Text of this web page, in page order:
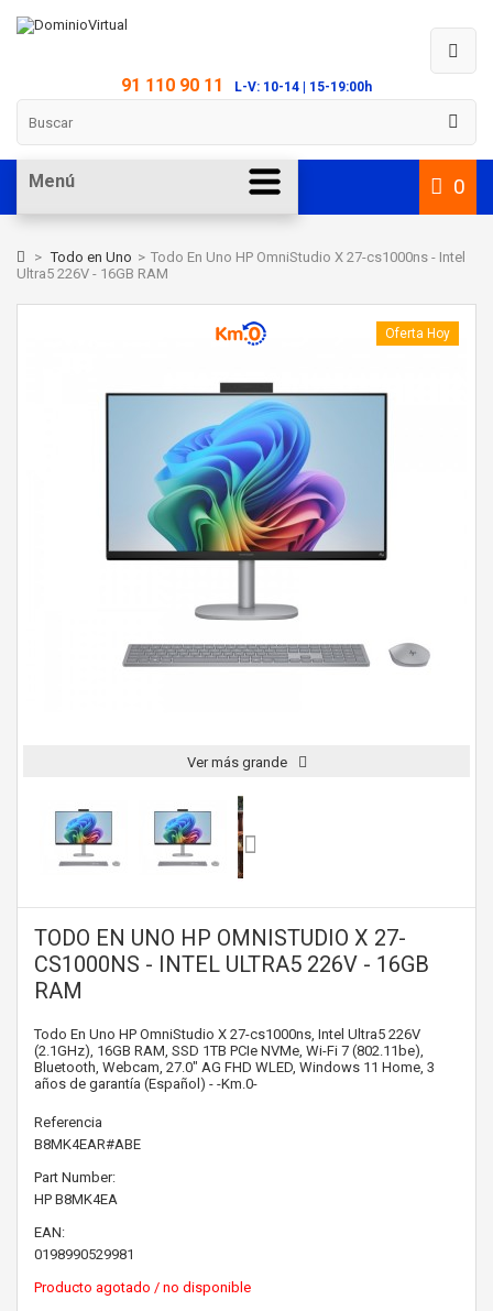
91 110 90 11 L-V: 10-14 | 15-19:00h
0
Menú
> Todo en Uno > Todo En Uno HP OmniStudio X 27-cs1000ns - Intel
Ultra5 226V - 16GB RAM
Oferta Hoy
Ver más grande
TODO EN UNO HP OMNISTUDIO X 27-
CS1000NS - INTEL ULTRA5 226V - 16GB
RAM
Todo En Uno HP OmniStudio X 27-cs1000ns, Intel Ultra5 226V
(2.1GHz), 16GB RAM, SSD 1TB PCIe NVMe, Wi-Fi 7 (802.11be),
Bluetooth, Webcam, 27.0" AG FHD WLED, Windows 11 Home, 3
años de garantía (Español) - -Km.0-
Referencia
B8MK4EAR#ABE
Part Number:
HP B8MK4EA
EAN:
0198990529981
Producto agotado / no disponible